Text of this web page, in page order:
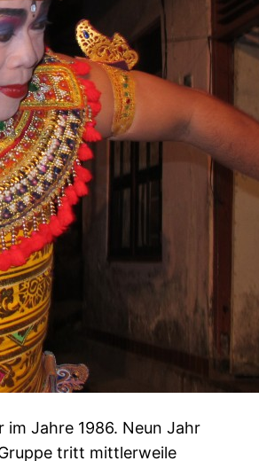
im Jahre 1986. Neun Jahr
tritt mittlerweile